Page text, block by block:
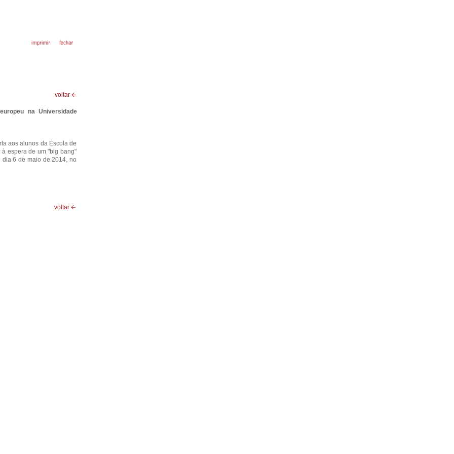
voltar
na Universidade
aos alunos da Escola de
espera de um "big bang"
dia 6 de maio de 2014, no
voltar